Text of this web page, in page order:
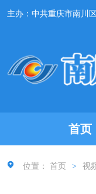
主办：中共重庆市南川
首页
位置： 首页 > 视